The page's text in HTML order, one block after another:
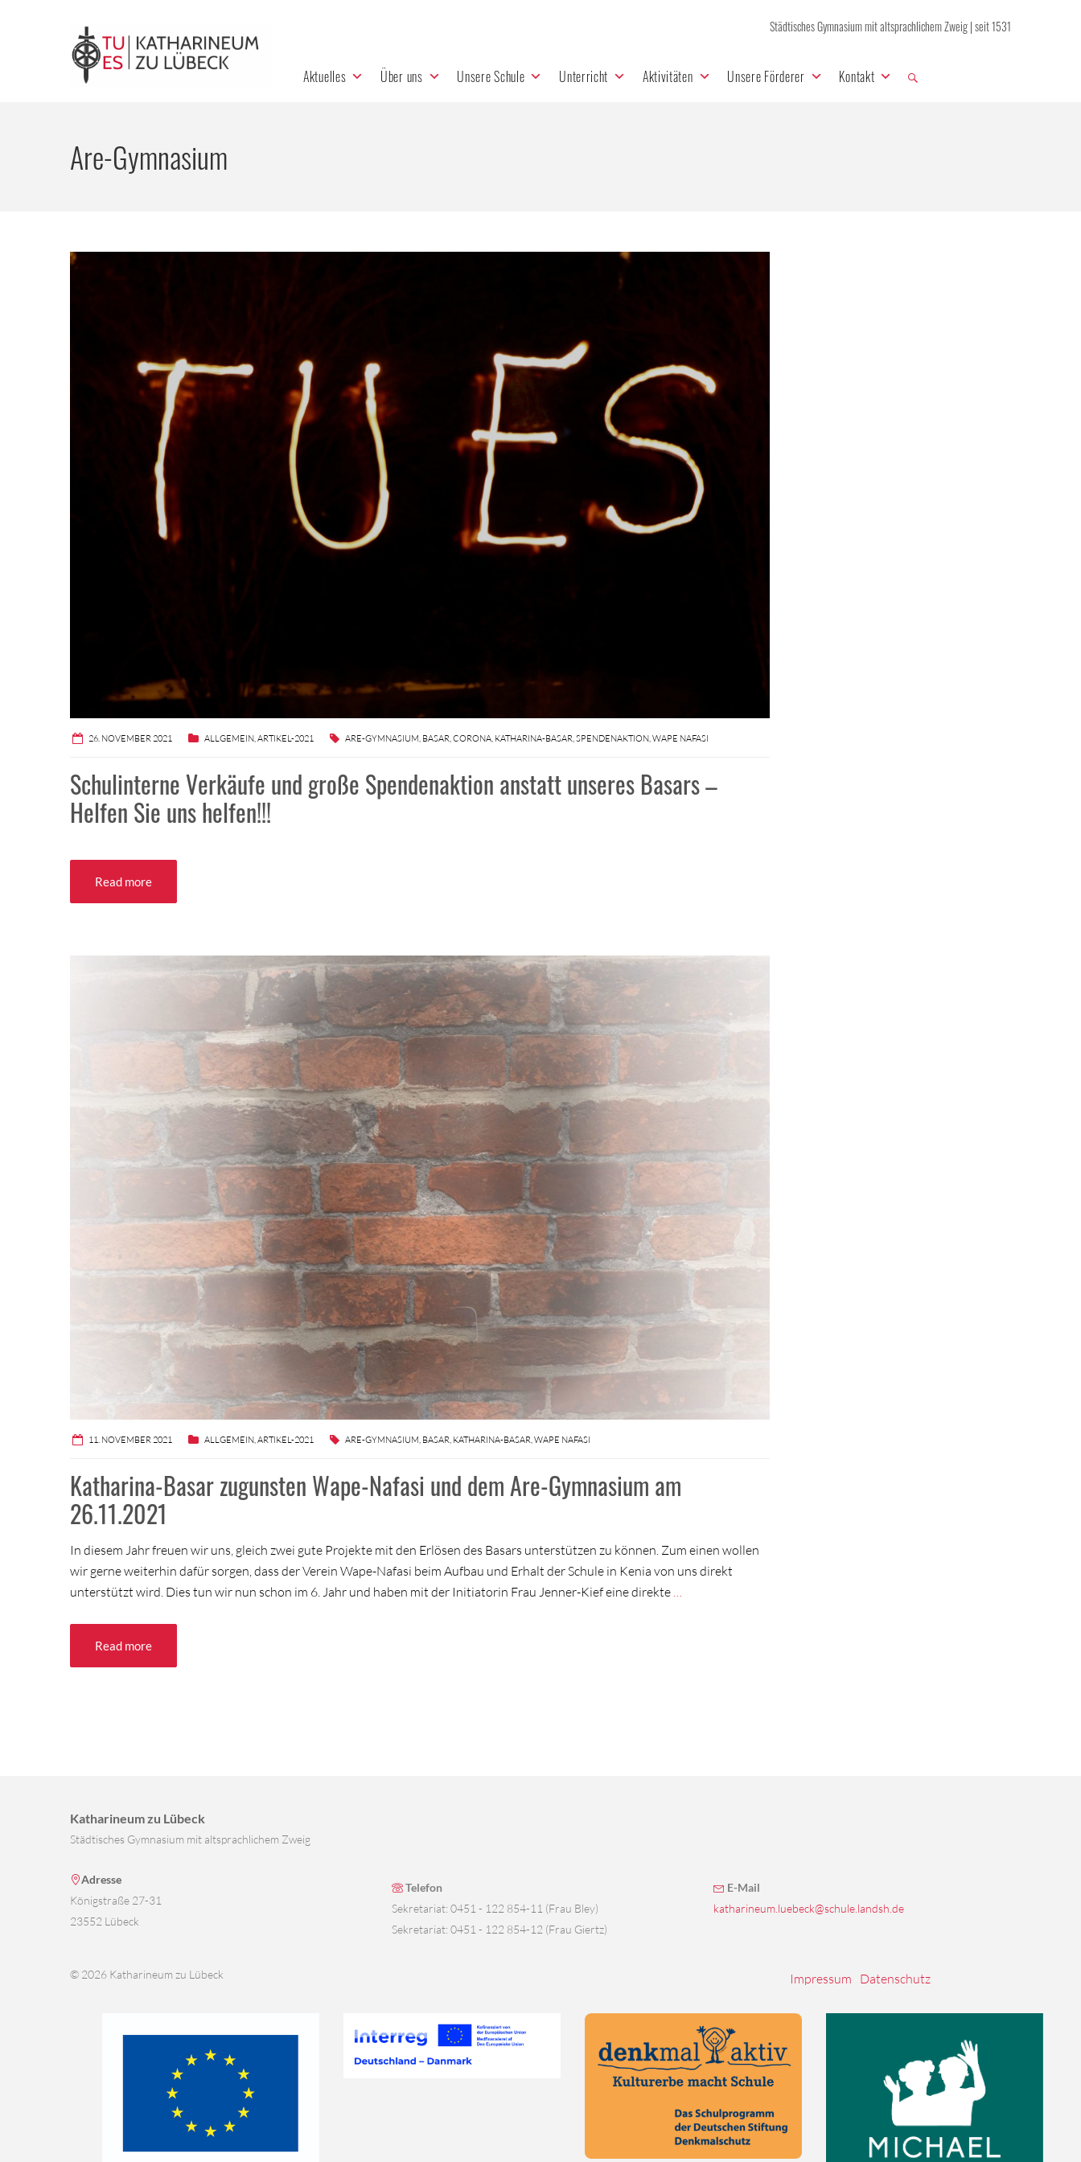
Städtisches Gymnasium mit altsprachlichem Zweig | seit 1531
Aktuelles Über uns Unsere Schule Unterricht Aktivitäten Unsere Förderer Kontakt
Are-Gymnasium
26. NOVEMBER 2021 ALLGEMEIN,ARTIKEL-2021 ARE-GYMNASIUM, BASAR,CORONA, KATHARINA-BASAR,SPENDENAKTION,WAPE NAFASI
Schulinterne Verkäufe und große Spendenaktion anstatt unseres Basars –
Helfen Sie uns helfen!!!
Read more
11. NOVEMBER 2021 ALLGEMEIN,ARTIKEL-2021 ARE-GYMNASIUM, BASAR, KATHARINA-BASAR,WAPE NAFASI
Katharina-Basar zugunsten Wape-Nafasi und dem Are-Gymnasium am
26.11.2021
In diesem Jahr freuen wir uns, gleich zwei gute Projekte mit den Erlösen des Basars unterstützen zu können. Zum einen wollen
wir gerne weiterhin dafür sorgen, dass der Verein Wape-Nafasi beim Aufbau und Erhalt der Schule in Kenia von uns direkt
unterstützt wird. Dies tun wir nun schon im 6. Jahr und haben mit der Initiatorin Frau Jenner-Kief eine direkte
Read more
Katharineum zu Lübeck
Städtisches Gymnasium mit altsprachlichem Zweig
Adresse
Königstraße 27-31
23552 Lübeck
Telefon
Sekretariat: 0451 - 122 854-11 (Frau Bley)
Sekretariat: 0451 - 122 854-12 (Frau Giertz)
E-Mail
katharineum.luebeck@schule.landsh.de
© 2026 Katharineum zu Lübeck Impressum Datenschutz